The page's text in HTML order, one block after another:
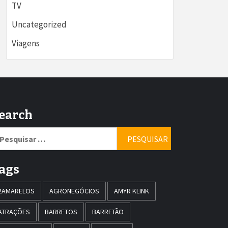
TV
Uncategorized
Viagens
AGRONEGÓCIOS AMYR KLINK
BARRETOS BARRETÃO